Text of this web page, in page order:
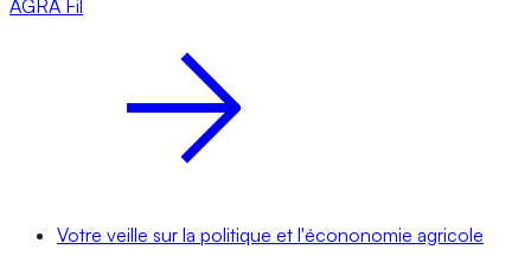
AGRA Fil
Votre veille sur la politique et l'écononomie agricole